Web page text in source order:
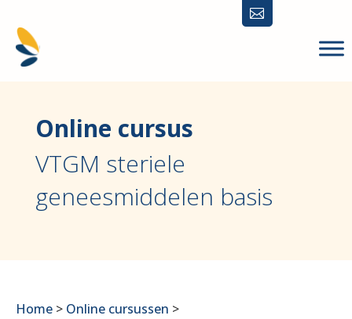

Online cursus
VTGM steriele
geneesmiddelen basis
Home > Online cursussen >